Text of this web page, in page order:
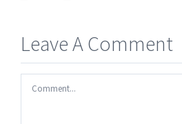
Leave A Comment
Comment